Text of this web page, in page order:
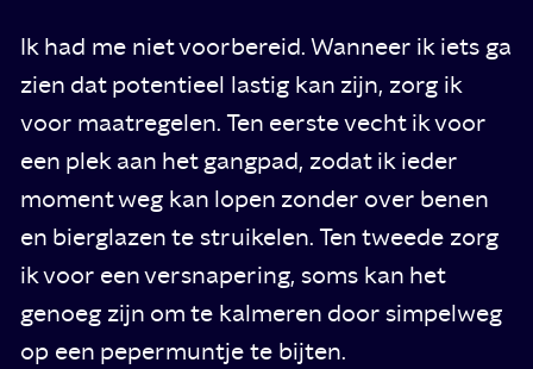
Ik had me niet voorbereid. Wanneer ik iets ga
zien dat potentieel lastig kan zijn, zorg ik
voor maatregelen. Ten eerste vecht ik voor
een plek aan het gangpad, zodat ik ieder
moment weg kan lopen zonder over benen
en bierglazen te struikelen. Ten tweede zorg
ik voor een versnapering, soms kan het
genoeg zijn om te kalmeren door simpelweg
op een pepermuntje te bijten.